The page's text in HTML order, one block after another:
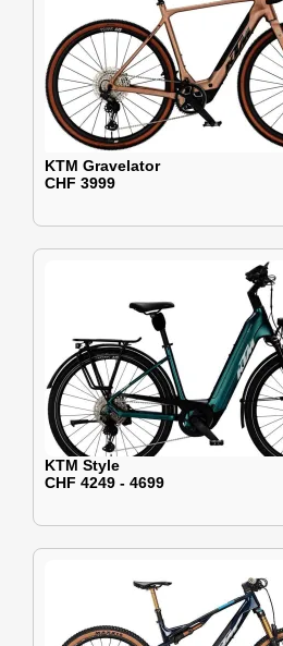
KTM Gravelator
CHF 3999
KTM Style
CHF 4249 - 4699